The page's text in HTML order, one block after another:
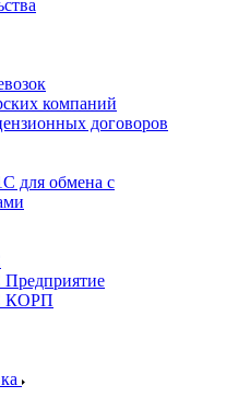
компаний
договоров
для обмена с
КОРП